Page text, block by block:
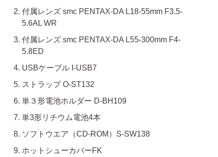
付属レンズ smc PENTAX-DA L18-55mm F3.5-
5.6AL WR
付属レンズ smc PENTAX-DA L55-300mm F4-
5.8ED
USBケーブル I-USB7
ストラップ O-ST132
単３形電池ホルダー D-BH109
単3形リチウム電池4本
ソフトウエア（CD-ROM）S-SW138
ホットシューカバーFK